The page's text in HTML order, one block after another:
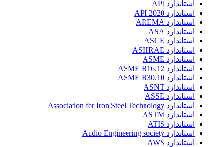
استاندارد API
استاندارد API 2020
استاندارد AREMA
استاندارد ASA
استاندارد ASCE
استاندارد ASHRAE
استاندارد ASME
استاندارد ASME B16.12
استاندارد ASME B30.10
استاندارد ASNT
استاندارد ASSE
استاندارد Association for Iron Steel Technology
استاندارد ASTM
استاندارد ATIS
استاندارد Audio Engineering society
استاندارد AWS